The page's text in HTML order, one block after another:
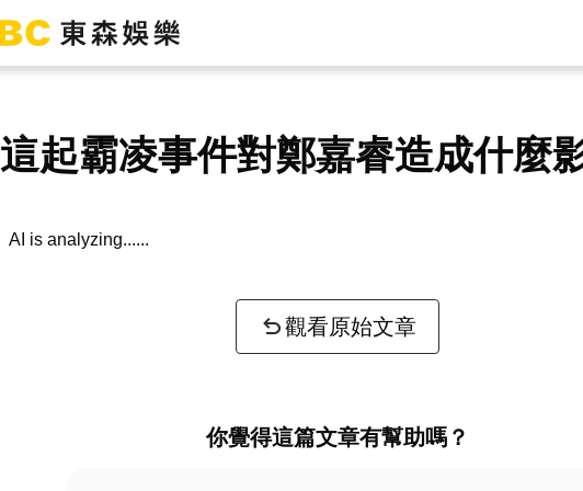
這起霸凌事件對鄭嘉睿造成什麼
AI is analyzing...
觀看原始文章
你覺得這篇文章有幫助嗎？